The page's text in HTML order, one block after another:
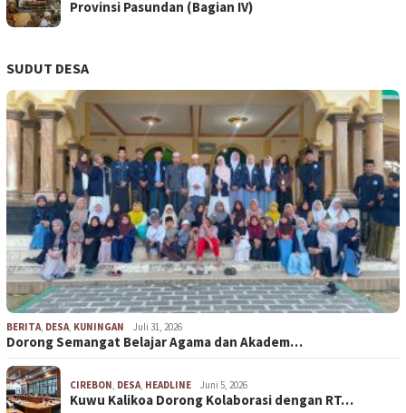
Provinsi Pasundan (Bagian IV)
SUDUT DESA
BERITA, DESA, KUNINGAN Juli 31, 2026
Dorong Semangat Belajar Agama dan Akadem…
CIREBON, DESA, HEADLINE Juni 5, 2026
Kuwu Kalikoa Dorong Kolaborasi dengan RT…